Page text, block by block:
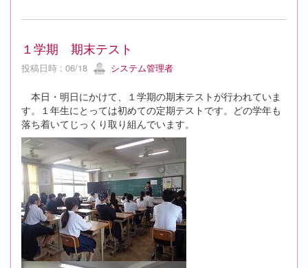
１学期 期末テスト
投稿日時 : 06/18 システム管理者
本日・明日にかけて、１学期の期末テストが行われていま
す。１年生にとっては初めての定期テストです。どの学年も
落ち着いてじっくり取り組んでいます。